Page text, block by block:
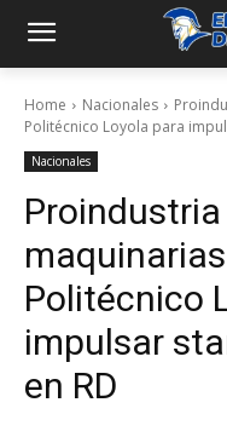
Home Nacionales
Politécnico Loyola para
Nacionales
Politécnico
impulsar
en RD